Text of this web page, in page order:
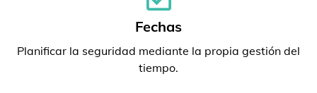
Fechas
Planificar la seguridad mediante la propia gestión del
tiempo.